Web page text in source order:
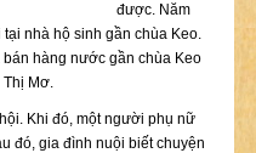
được. Năm
nhà hộ sinh gần chùa Keo.
hàng nước gần chùa Keo
Thị Mơ.
Khi đó, một người phụ nữ
đó, gia đình nuội biết chuyện